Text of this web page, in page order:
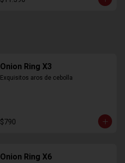
Onion Ring X3
Exquisitos aros de cebolla
$790
Onion Ring X6